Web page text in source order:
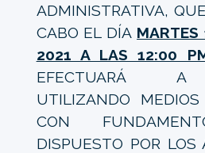
ADMINISTRATIVA,
CABO EL DÍA MARTES
2021 A LAS 12:00
EFECTUARÁ A
UTILIZANDO MEDIOS
CON
DISPUESTO POR